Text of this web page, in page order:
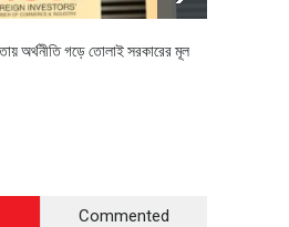
অর্থনীতি গড়ে তোলাই সরকারের মূল
Commented